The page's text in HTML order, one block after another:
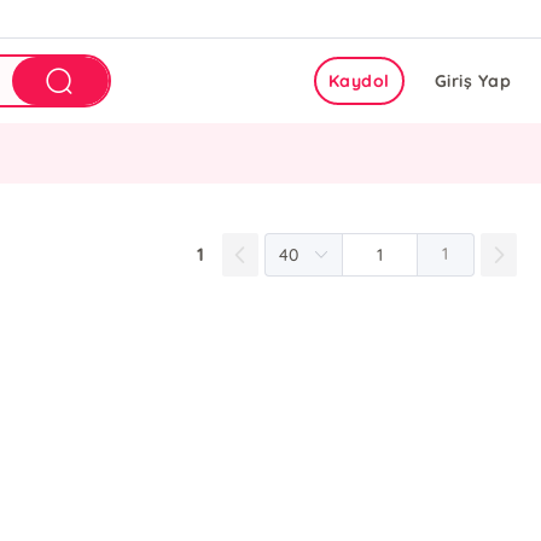
Giriş Yap
Kaydol
1 1